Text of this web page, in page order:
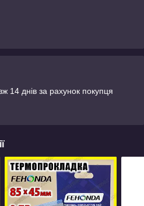
14 днів за рахунок покупця